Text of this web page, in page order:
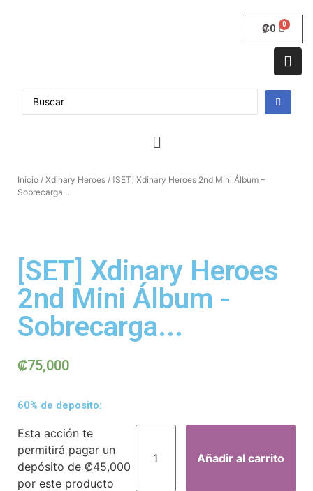
₡0
Inicio / Xdinary Heroes / [SET] Xdinary Heroes 2nd Mini Álbum –
Sobrecarga…
[SET] Xdinary Heroes
2nd Mini Álbum -
Sobrecarga...
₡75,000
60% de deposito:
Esta acción te
permitirá pagar un
depósito de ₡45,000
por este producto
Añadir al carrito